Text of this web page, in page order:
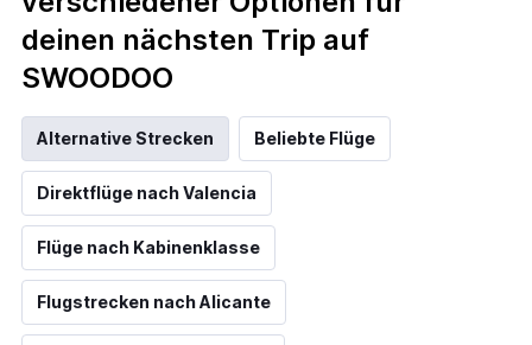
deinen nächsten Trip auf
SWOODOO
Alternative Strecken Beliebte Flüge
Direktflüge nach Valencia
Flüge nach Kabinenklasse
Flugstrecken nach Alicante